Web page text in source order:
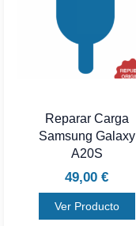
Reparar Carga
Samsung Galaxy
A20S
49,00 €
Ver Producto